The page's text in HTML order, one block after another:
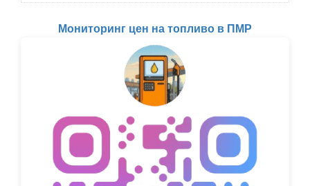
Мониторинг цен на топливо в ПМР